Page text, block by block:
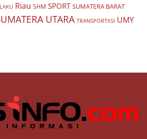
Riau SHM SPORT SUMATERA BARAT
UTARA TRANSPORTASI UMY